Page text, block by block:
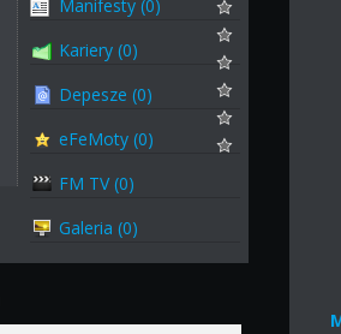
Manifesty (0)
Kariery (0)
Depesze (0)
eFeMoty (0)
FM TV (0)
Galeria (0)